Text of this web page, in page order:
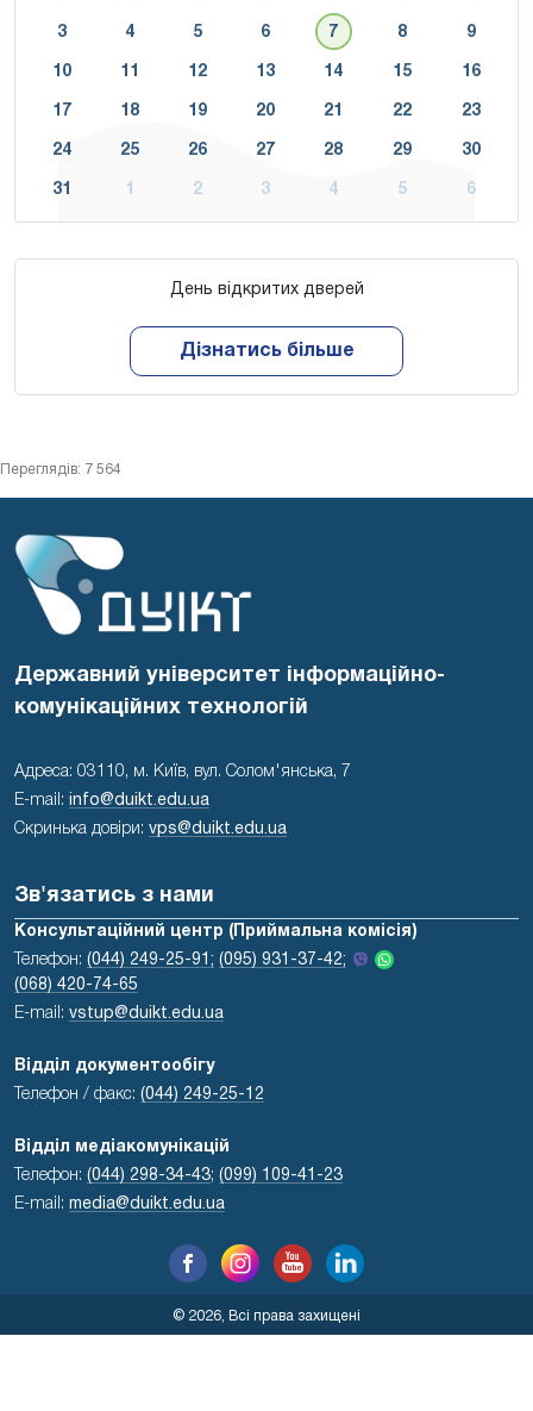
3 4 5 6 7 8 9
10 11 12 13 14 15 16
17 18 19 20 21 22 23
24 25 26 27 28 29 30
31 1 2 3 4 5 6
День відкритих дверей
Дізнатись більше
Переглядів: 7 564
Державний університет інформаційно-
комунікаційних технологій
Адреса: 03110, м. Київ, вул. Солом'янська, 7
E-mail: info@duikt.edu.ua
Скринька довіри: vps@duikt.edu.ua
Зв'язатись з нами
Консультаційний центр (Приймальна комісія)
Телефон: (044) 249-25-91; (095) 931-37-42;
(068) 420-74-65
E-mail: vstup@duikt.edu.ua
Відділ документообігу
Телефон / факс: (044) 249-25-12
Відділ медіакомунікацій
Телефон: (044) 298-34-43; (099) 109-41-23
E-mail: media@duikt.edu.ua
© 2026, Всі права захищені